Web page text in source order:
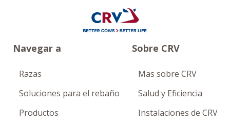
Navegar a
Razas
Soluciones para el rebaño
Productos
Sobre CRV
Mas sobre CRV
Salud y Eficiencia
Instalaciones de CRV